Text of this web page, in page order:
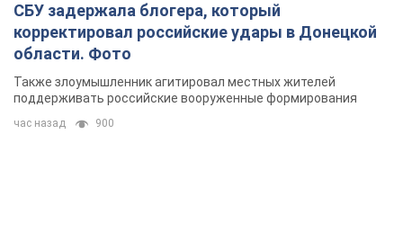
СБУ задержала блогера, который
корректировал российские удары в Донецкой
области. Фото
Также злоумышленник агитировал местных жителей
поддерживать российские вооруженные формирования
час назад 900